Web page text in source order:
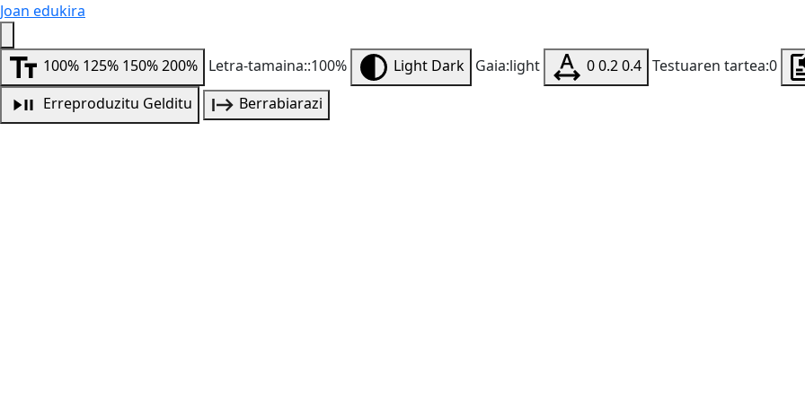
Joan edukira
100% 125% 150%200% Letra-tamaina::100% Light Dark Gaia:light 00.20.4 Testuaren tartea:0
Erreproduzitu Gelditu Berrabiarazi